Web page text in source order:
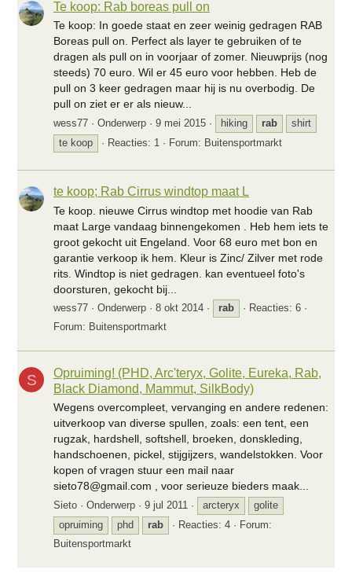
Te koop: Rab boreas pull on
Te koop: In goede staat en zeer weinig gedragen RAB
Boreas pull on. Perfect als layer te gebruiken of te
dragen als pull on in voorjaar of zomer. Nieuwprijs (nog
steeds) 70 euro. Wil er 45 euro voor hebben. Heb de
pull on 3 keer gedragen maar hij is nu overbodig. De
pull on ziet er er als nieuw...
wess77 Onderwerp 9 mei 2015 hiking rab
shirt
te koop
Reacties: 1 Forum: Buitensportmarkt
te koop; Rab Cirrus windtop maat L
Te koop. nieuwe Cirrus windtop met hoodie van Rab
maat Large vandaag binnengekomen . Heb hem iets te
groot gekocht uit Engeland. Voor 68 euro met bon en
garantie verkoop ik hem. Kleur is Zinc/ Zilver met rode
rits. Windtop is niet gedragen. kan eventueel foto's
doorsturen, gekocht bij...
wess77 Onderwerp 8 okt 2014 rab
Reacties: 6
Forum: Buitensportmarkt
S
Opruiming! (PHD, Arc'teryx, Golite, Eureka, Rab,
Black Diamond, Mammut, SilkBody)
Wegens overcompleet, vervanging en andere redenen:
uitverkoop van diverse spullen, zoals: een tent, een
rugzak, hardshell, softshell, broeken, donskleding,
handschoenen, pickel, stijgijzers, wandelstokken. Voor
kopen of vragen stuur een mail naar
sieto78@gmail.com , voor serieuze bieders maak...
Sieto Onderwerp 9 jul 2011 arcteryx
golite
opruiming
phd rab Reacties: 4
Forum:
Buitensportmarkt